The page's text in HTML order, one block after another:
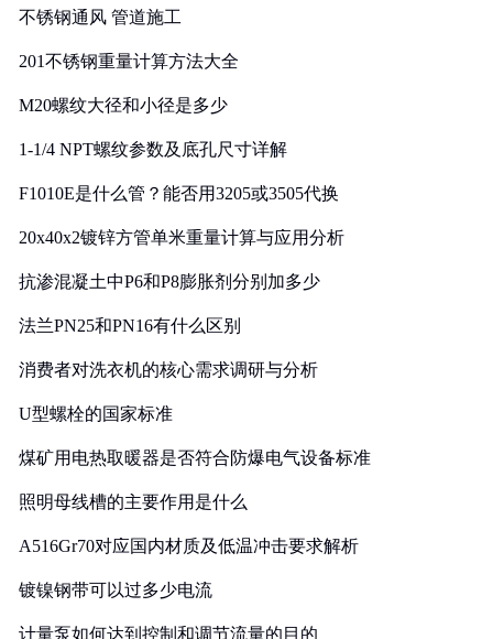
不锈钢通风 管道施工
201不锈钢重量计算方法大全
M20螺纹大径和小径是多少
1-1/4 NPT螺纹参数及底孔尺寸详解
F1010E是什么管？能否用3205或3505代换
20x40x2镀锌方管单米重量计算与应用分析
抗渗混凝土中P6和P8膨胀剂分别加多少
法兰PN25和PN16有什么区别
消费者对洗衣机的核心需求调研与分析
U型螺栓的国家标准
煤矿用电热取暖器是否符合防爆电气设备标准
照明母线槽的主要作用是什么
A516Gr70对应国内材质及低温冲击要求解析
镀镍钢带可以过多少电流
计量泵如何达到控制和调节流量的目的